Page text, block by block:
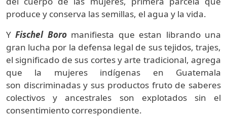
produce y conserva las semillas, el agua y la vida.
YFischel Boromanifiesta que estan librando una
gran lucha por la defensa legal de sus tejidos, trajes,
el significado de sus cortes y arte tradicional, agrega
que la mujeres indígenas en Guatemala
son discriminadas y sus productos fruto de saberes
colectivos y ancestrales son explotados sin el
consentimiento correspondiente.